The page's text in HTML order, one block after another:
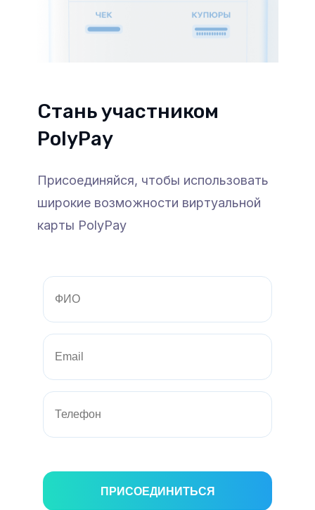
Стань участником
PolyPay
Присоединяйся, чтобы использовать
широкие возможности виртуальной
карты PolyPay
ПРИСОЕДИНИТЬСЯ